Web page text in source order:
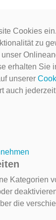
Cookies
zu
erhalten Sie
unserer
auch
Kategorien
die